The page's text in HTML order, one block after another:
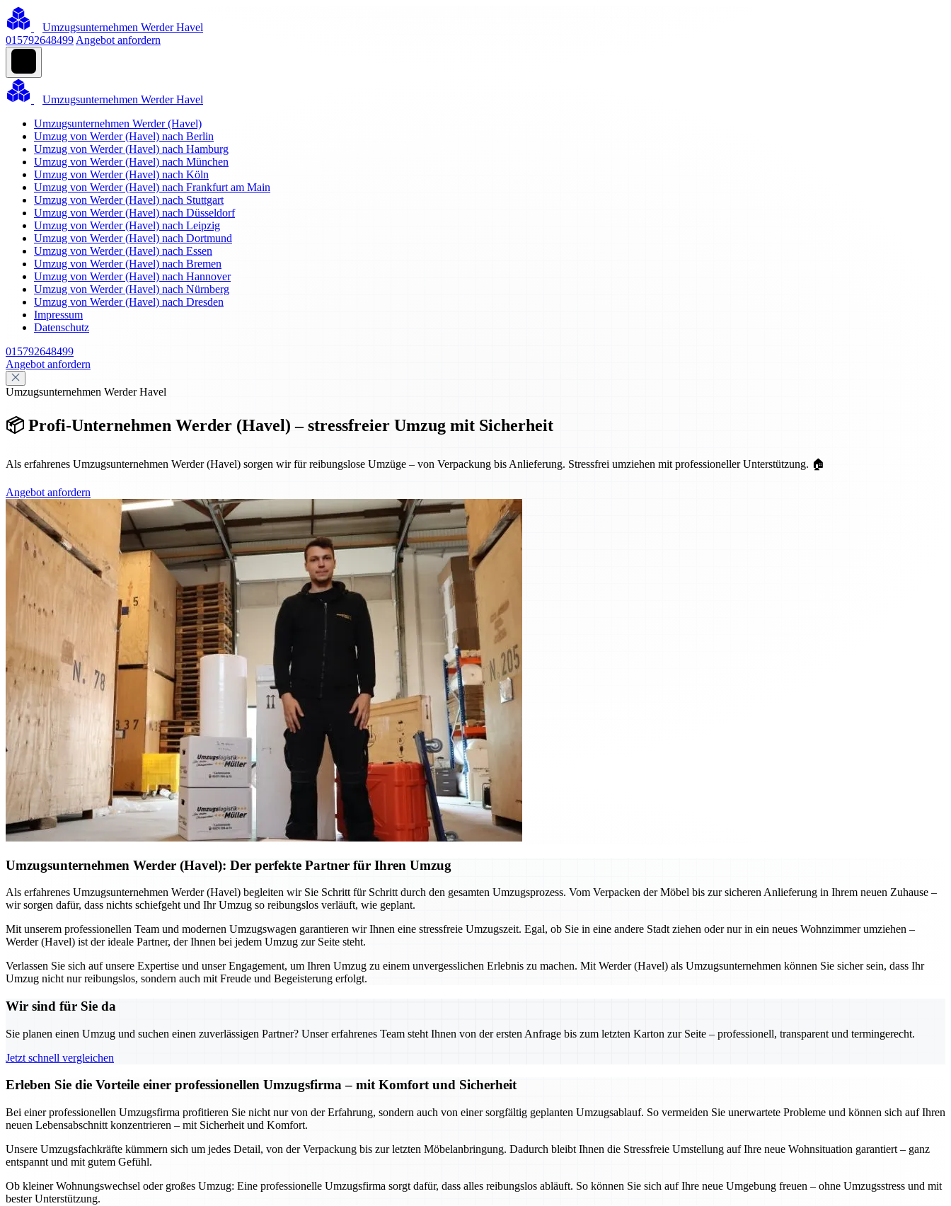
Umzugsunternehmen Werder Havel
015792648499 Angebot anfordern
Umzugsunternehmen Werder Havel
Umzugsunternehmen Werder (Havel)
Umzug von Werder (Havel) nach Berlin
Umzug von Werder (Havel) nach Hamburg
Umzug von Werder (Havel) nach München
Umzug von Werder (Havel) nach Köln
Umzug von Werder (Havel) nach Frankfurt am Main
Umzug von Werder (Havel) nach Stuttgart
Umzug von Werder (Havel) nach Düsseldorf
Umzug von Werder (Havel) nach Leipzig
Umzug von Werder (Havel) nach Dortmund
Umzug von Werder (Havel) nach Essen
Umzug von Werder (Havel) nach Bremen
Umzug von Werder (Havel) nach Hannover
Umzug von Werder (Havel) nach Nürnberg
Umzug von Werder (Havel) nach Dresden
Impressum
Datenschutz
015792648499
Angebot anfordern
Umzugsunternehmen Werder Havel
📦 Profi-Unternehmen Werder (Havel) – stressfreier Umzug mit Sicherheit
Als erfahrenes Umzugsunternehmen Werder (Havel) sorgen wir für reibungslose Umzüge – von Verpackung bis Anlieferung. Stressfrei umziehen mit professioneller Unterstützung. 🏠
Angebot anfordern
Umzugsunternehmen Werder (Havel): Der perfekte Partner für Ihren Umzug
Als erfahrenes Umzugsunternehmen Werder (Havel) begleiten wir Sie Schritt für Schritt durch den gesamten Umzugsprozess. Vom Verpacken der Möbel bis zur sicheren Anlieferung in Ihrem neuen Zuhause –
wir sorgen dafür, dass nichts schiefgeht und Ihr Umzug so reibungslos verläuft, wie geplant.
Mit unserem professionellen Team und modernen Umzugswagen garantieren wir Ihnen eine stressfreie Umzugszeit. Egal, ob Sie in eine andere Stadt ziehen oder nur in ein neues Wohnzimmer umziehen –
Werder (Havel) ist der ideale Partner, der Ihnen bei jedem Umzug zur Seite steht.
Verlassen Sie sich auf unsere Expertise und unser Engagement, um Ihren Umzug zu einem unvergesslichen Erlebnis zu machen. Mit Werder (Havel) als Umzugsunternehmen können Sie sicher sein, dass Ihr
Umzug nicht nur reibungslos, sondern auch mit Freude und Begeisterung erfolgt.
Wir sind für Sie da
Sie planen einen Umzug und suchen einen zuverlässigen Partner? Unser erfahrenes Team steht Ihnen von der ersten Anfrage bis zum letzten Karton zur Seite – professionell, transparent und termingerecht.
Jetzt schnell vergleichen
Erleben Sie die Vorteile einer professionellen Umzugsfirma – mit Komfort und Sicherheit
Bei einer professionellen Umzugsfirma profitieren Sie nicht nur von der Erfahrung, sondern auch von einer sorgfältig geplanten Umzugsablauf. So vermeiden Sie unerwartete Probleme und können sich auf Ihren
neuen Lebensabschnitt konzentrieren – mit Sicherheit und Komfort.
Unsere Umzugsfachkräfte kümmern sich um jedes Detail, von der Verpackung bis zur letzten Möbelanbringung. Dadurch bleibt Ihnen die Stressfreie Umstellung auf Ihre neue Wohnsituation garantiert – ganz
entspannt und mit gutem Gefühl.
Ob kleiner Wohnungswechsel oder großes Umzug: Eine professionelle Umzugsfirma sorgt dafür, dass alles reibungslos abläuft. So können Sie sich auf Ihre neue Umgebung freuen – ohne Umzugsstress und mit
bester Unterstützung.